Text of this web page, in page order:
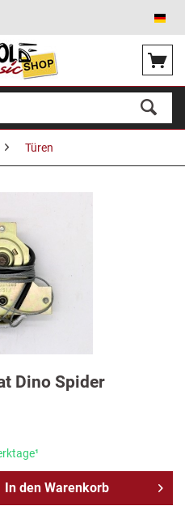
Türen
Dino Spider
In den Warenkorb